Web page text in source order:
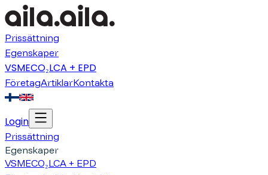
Prissättning
Egenskaper
VSMECO₂LCA + EPD
FöretagArtiklarKontakta
Login
Prissättning
Egenskaper
VSMECO₂LCA + EPD